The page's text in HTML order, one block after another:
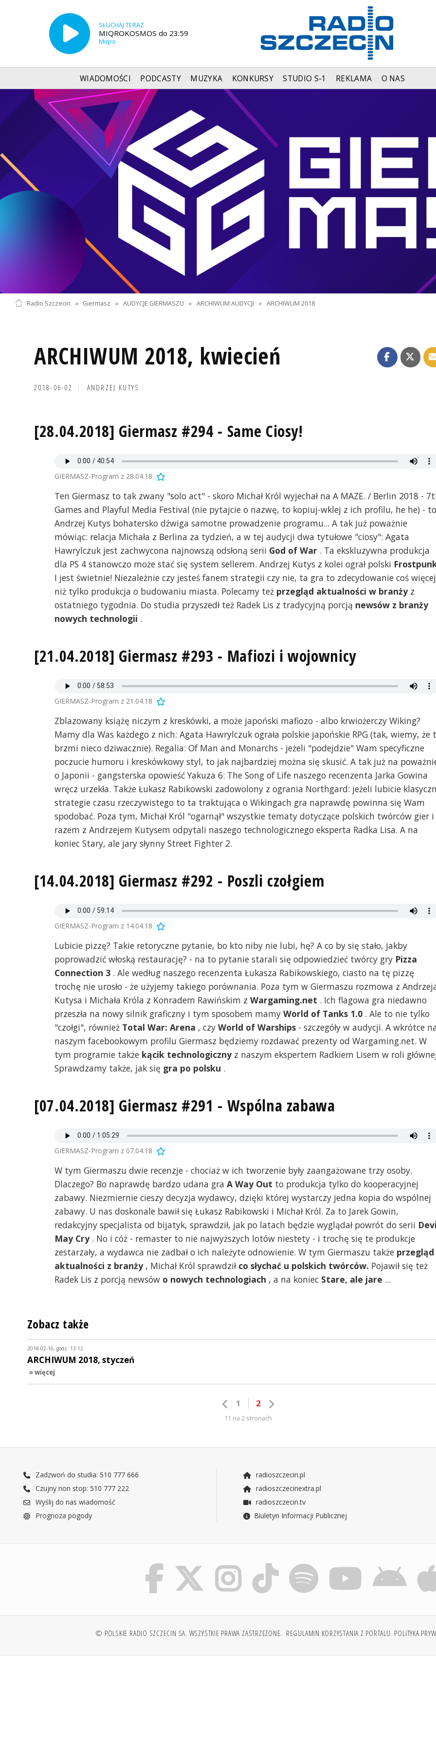
SŁUCHAJ TERAZ
MIQROKOSMOS do 23:59
Miqro
WIADOMOŚCI PODCASTY MUZYKA KONKURSY STUDIO S-1 REKLAMA O NAS
Radio Szczecin » Giermasz » AUDYCJE GIERMASZU » ARCHIWUM AUDYCJI » ARCHIWUM 2018
ARCHIWUM 2018, kwiecień
2018-06-02 ANDRZEJ KUTYS
[28.04.2018] Giermasz #294 - Same Ciosy!
GIERMASZ-Program z 28.04.18
Ten Giermasz to tak zwany "solo act" - skoro Michał Król wyjechał na A MAZE. / Berlin 2018 -
Games and Playful Media Festival (nie pytajcie o nazwę, to kopiuj-wklej z ich profilu, he he) - to
Andrzej Kutys bohatersko dźwiga samotne prowadzenie programu... A tak już poważnie
mówiąc: relacja Michała z Berlina za tydzień, a w tej audycji dwa tytułowe "ciosy": Agata
Hawrylczuk jest zachwycona najnowszą odsłoną serii God of War . Ta ekskluzywna produkcja
dla PS 4 stanowczo może stać się system sellerem. Andrzej Kutys z kolei ograł polski
I jest świetnie! Niezależnie czy jesteś fanem strategii czy nie, ta gra to zdecydowanie coś więcej
niż tylko produkcja o budowaniu miasta. Polecamy też przegląd aktualności w branżyz
ostatniego tygodnia. Do studia przyszedł też Radek Lis z tradycyjną porcją newsów z branży
nowych technologii .
[21.04.2018] Giermasz #293 - Mafiozi i wojownicy
GIERMASZ-Program z 21.04.18
Zblazowany książę niczym z kreskówki, a może japoński mafiozo - albo krwiożerczy Wiking?
Mamy dla Was każdego z nich: Agata Hawrylczuk ograła polskie japońskie RPG (tak, wiemy, że
brzmi nieco dziwacznie). Regalia: Of Man and Monarchs - jeżeli "podejdzie" Wam specyficzne
poczucie humoru i kreskówkowy styl, to jak najbardziej można się skusić. A tak już na
o Japonii - gangsterska opowieść Yakuza 6: The Song of Life naszego recenzenta Jarka Gowina
wręcz urzekła. Także Łukasz Rabikowski zadowolony z ogrania Northgard: jeżeli lubicie
strategie czasu rzeczywistego to ta traktująca o Wikingach gra naprawdę powinna się Wam
spodobać. Poza tym, Michał Król "ogarnął" wszystkie tematy dotyczące polskich twórców gier i
razem z Andrzejem Kutysem odpytali naszego technologicznego eksperta Radka Lisa. A na
koniec Stary, ale jary słynny Street Fighter 2.
[14.04.2018] Giermasz #292 - Poszli czołgiem
GIERMASZ-Program z 14.04.18
Lubicie pizzę? Takie retoryczne pytanie, bo kto niby nie lubi, hę? A co by się stało, jakby
poprowadzić włoską restaurację? - na to pytanie starali się odpowiedzieć twórcy gry Pizza
Connection 3 . Ale według naszego recenzenta Łukasza Rabikowskiego, ciasto na tę pizzę
trochę nie urosło - że użyjemy takiego porównania. Poza tym w Giermaszu rozmowa z
Kutysa i Michała Króla z Konradem Rawińskim z Wargaming.net . Ich flagowa gra niedawno
przeszła na nowy silnik graficzny i tym sposobem mamy World of Tanks 1.0 . Ale to nie tylko
"czołgi", również Total War: Arena , czy World of Warships - szczegóły w audycji. A wkrótce
naszym facebookowym profilu Giermasz będziemy rozdawać prezenty od Wargaming.net. W
tym programie także kącik technologicznyz naszym ekspertem Radkiem Lisem w roli
Sprawdzamy także, jak się gra po polsku .
[07.04.2018] Giermasz #291 - Wspólna zabawa
GIERMASZ-Program z 07.04.18
W tym Giermaszu dwie recenzje - chociaż w ich tworzenie były zaangażowane trzy osoby.
Dlaczego? Bo naprawdę bardzo udana gra A Way Out to produkcja tylko do kooperacyjnej
zabawy. Niezmiernie cieszy decyzja wydawcy, dzięki której wystarczy jedna kopia do wspólnej
zabawy. U nas doskonale bawił się Łukasz Rabikowski i Michał Król. Za to Jarek Gowin,
redakcyjny specjalista od bijatyk, sprawdził, jak po latach będzie wyglądał powrót do serii
May Cry. No i cóż - remaster to nie najwyższych lotów niestety - i trochę się te produkcje
zestarzały, a wydawca nie zadbał o ich należyte odnowienie. W tym Giermaszu także przegląd
aktualności z branży, Michał Król sprawdził co słychać u polskich twórców. Pojawił się też
Radek Lis z porcją newsów o nowych technologiach , a na koniec Stare, ale jare ...
Zobacz także
2018-02-16, godz. 13:12
ARCHIWUM 2018, styczeń
» więcej
1 2
11 na 2 stronach
Zadzwoń do studia: 510 777 666
Czujny non stop: 510 777 222
Wyślij do nas wiadomość
Prognoza pogody
radioszczecin.pl
radioszczecinextra.pl
radioszczecin.tv
Biuletyn Informacji Publicznej
© POLSKIE RADIO SZCZECIN SA. WSZYSTKIE PRAWA ZASTRZEŻONE. REGULAMIN KORZYSTANIA Z PORTALU POLITYKA